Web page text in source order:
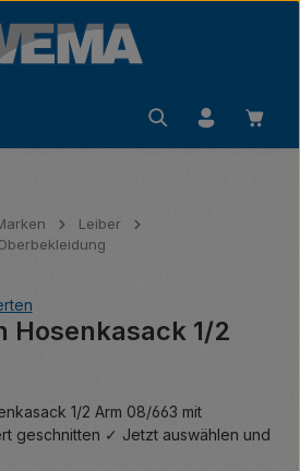
Leiber
von 0 von 5 Sternen
Hosenkasack 1/2
1/2 Arm 08/663 mit
geschnitten ✓ Jetzt auswählen und